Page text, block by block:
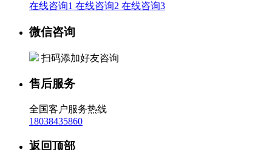
在线咨询1 在线咨询2 在线咨询3
微信咨询
扫码添加好友咨询
售后服务
全国客户服务热线
18038435860
返回顶部